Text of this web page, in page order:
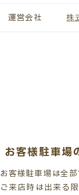
運営会社 株
お客様駐車場
お客様駐車場は全
ご来店時は出来る